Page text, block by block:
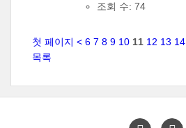
조회 수: 74
첫 페이지 < 6 7 8 9 10 11 12 13 14
목록